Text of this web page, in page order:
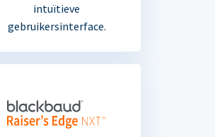
intuïtieve
gebruikersinterface.